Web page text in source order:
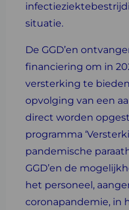
situatie.
De GGD’en
financiering om in
versterking te
opvolging van een
direct worden
programma
pandemische
GGD’en de
het personeel,
coronapandemie, in